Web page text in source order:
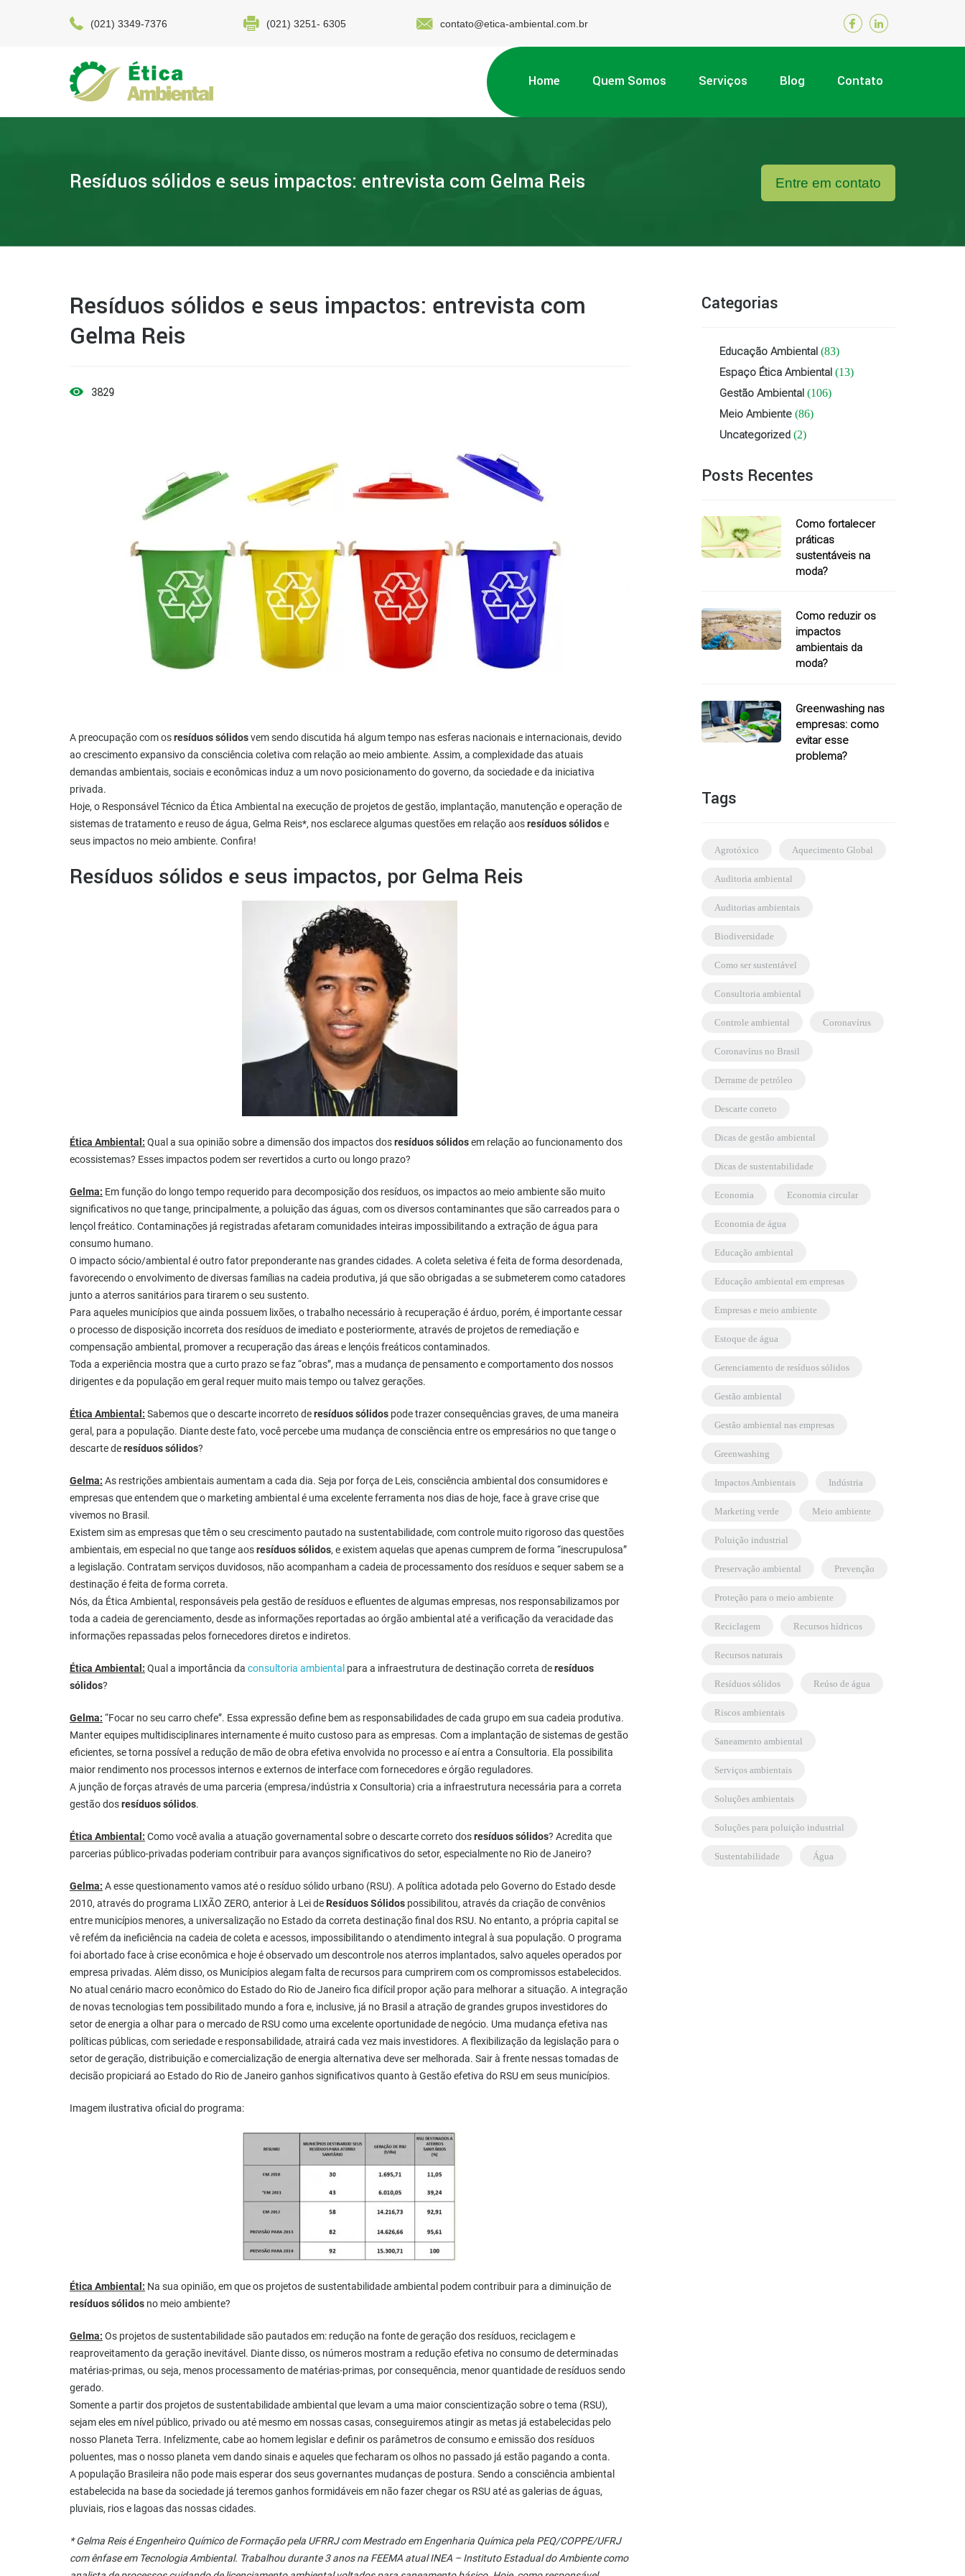
(021) 3349-7376 (021) 3251- 6305 contato@etica-ambiental.com.br
Home Quem Somos Serviços Blog Contato
Entre em contato
Resíduos sólidos e seus impactos: entrevista com Gelma Reis
Resíduos sólidos e seus impactos: entrevista com
Gelma Reis
3829
A preocupação com osresíduos sólidosvem sendo discutida há algum tempo nas esferas nacionais e internacionais, devido
ao crescimento expansivo da consciência coletiva com relação ao meio ambiente. Assim, a complexidade das atuais
demandas ambientais, sociais e econômicas induz a um novo posicionamento do governo, da sociedade e da iniciativa
privada.
Hoje, o Responsável Técnico da Ética Ambiental na execução de projetos de gestão, implantação, manutenção e operação de
sistemas de tratamento e reuso de água, Gelma Reis*, nos esclarece algumas questões em relação aosresíduos sólidose
seus impactos no meio ambiente. Confira!
Resíduos sólidos e seus impactos, por Gelma Reis
Ética Ambiental: Qual a sua opinião sobre a dimensão dos impactos dosresíduos sólidosem relação ao funcionamento dos
ecossistemas? Esses impactos podem ser revertidos a curto ou longo prazo?
Gelma: Em função do longo tempo requerido para decomposição dos resíduos, os impactos ao meio ambiente são muito
significativos no que tange, principalmente, a poluição das águas, com os diversos contaminantes que são carreados para o
lençol freático. Contaminações já registradas afetaram comunidades inteiras impossibilitando a extração de água para
consumo humano.
O impacto sócio/ambiental é outro fator preponderante nas grandes cidades. A coleta seletiva é feita de forma desordenada,
favorecendo o envolvimento de diversas famílias na cadeia produtiva, já que são obrigadas a se submeterem como catadores
junto a aterros sanitários para tirarem o seu sustento.
Para aqueles municípios que ainda possuem lixões, o trabalho necessário à recuperação é árduo, porém, é importante cessar
o processo de disposição incorreta dos resíduos de imediato e posteriormente, através de projetos de remediação e
compensação ambiental, promover a recuperação das áreas e lençóis freáticos contaminados.
Toda a experiência mostra que a curto prazo se faz “obras”, mas a mudança de pensamento e comportamento dos nossos
dirigentes e da população em geral requer muito mais tempo ou talvez gerações.
Ética Ambiental: Sabemos que o descarte incorreto deresíduos sólidos pode trazer consequências graves, de uma maneira
geral, para a população. Diante deste fato, você percebe uma mudança de consciência entre os empresários no que tange o
descarte deresíduos sólidos?
Gelma: As restrições ambientais aumentam a cada dia. Seja por força de Leis, consciência ambiental dos consumidores e
empresas que entendem que o marketing ambiental é uma excelente ferramenta nos dias de hoje, face à grave crise que
vivemos no Brasil.
Existem sim as empresas que têm o seu crescimento pautado na sustentabilidade, com controle muito rigoroso das questões
ambientais, em especial no que tange aosresíduos sólidos, e existem aquelas que apenas cumprem de forma “inescrupulosa”
a legislação. Contratam serviços duvidosos, não acompanham a cadeia de processamento dos resíduos e sequer sabem se a
destinação é feita de forma correta.
Nós, da Ética Ambiental, responsáveis pela gestão de resíduos e efluentes de algumas empresas, nos responsabilizamos por
toda a cadeia de gerenciamento, desde as informações reportadas ao órgão ambiental até a verificação da veracidade das
informações repassadas pelos fornecedores diretos e indiretos.
Ética Ambiental: Qual a importância da consultoria ambiental para a infraestrutura de destinação correta deresíduos
sólidos?
Gelma: “Focar no seu carro chefe”. Essa expressão define bem as responsabilidades de cada grupo em sua cadeia produtiva.
Manter equipes multidisciplinares internamente é muito custoso para as empresas. Com a implantação de sistemas de gestão
eficientes, se torna possível a redução de mão de obra efetiva envolvida no processo e aí entra a Consultoria. Ela possibilita
maior rendimento nos processos internos e externos de interface com fornecedores e órgão reguladores.
A junção de forças através de uma parceria (empresa/indústria x Consultoria) cria a infraestrutura necessária para a correta
gestão dosresíduos sólidos.
Ética Ambiental: Como você avalia a atuação governamental sobre o descarte correto dosresíduos sólidos? Acredita que
parcerias público-privadas poderiam contribuir para avanços significativos do setor, especialmente no Rio de Janeiro?
Gelma: A esse questionamento vamos até o resíduo sólido urbano (RSU). A política adotada pelo Governo do Estado desde
2010, através do programa LIXÃO ZERO, anterior à Lei de Resíduos Sólidos possibilitou, através da criação de convênios
entre municípios menores, a universalização no Estado da correta destinação final dos RSU. No entanto, a própria capital se
vê refém da ineficiência na cadeia de coleta e acessos, impossibilitando o atendimento integral à sua população. O programa
foi abortado face à crise econômica e hoje é observado um descontrole nos aterros implantados, salvo aqueles operados por
empresa privadas. Além disso, os Municípios alegam falta de recursos para cumprirem com os compromissos estabelecidos.
No atual cenário macro econômico do Estado do Rio de Janeiro fica difícil propor ação para melhorar a situação. A integração
de novas tecnologias tem possibilitado mundo a fora e, inclusive, já no Brasil a atração de grandes grupos investidores do
setor de energia a olhar para o mercado de RSU como uma excelente oportunidade de negócio. Uma mudança efetiva nas
políticas públicas, com seriedade e responsabilidade, atrairá cada vez mais investidores. A flexibilização da legislação para o
setor de geração, distribuição e comercialização de energia alternativa deve ser melhorada. Sair à frente nessas tomadas de
decisão propiciará ao Estado do Rio de Janeiro ganhos significativos quanto à Gestão efetiva do RSU em seus municípios.
Imagem ilustrativa oficial do programa:
Ética Ambiental: Na sua opinião, em que os projetos de sustentabilidade ambiental podem contribuir para a diminuição de
resíduos sólidos no meio ambiente?
Gelma: Os projetos de sustentabilidade são pautados em: redução na fonte de geração dos resíduos, reciclagem e
reaproveitamento da geração inevitável. Diante disso, os números mostram a redução efetiva no consumo de determinadas
matérias-primas, ou seja, menos processamento de matérias-primas, por consequência, menor quantidade de resíduos sendo
gerado.
Somente a partir dos projetos de sustentabilidade ambiental que levam a uma maior conscientização sobre o tema (RSU),
sejam eles em nível público, privado ou até mesmo em nossas casas, conseguiremos atingir as metas já estabelecidas pelo
nosso Planeta Terra. Infelizmente, cabe ao homem legislar e definir os parâmetros de consumo e emissão dos resíduos
poluentes, mas o nosso planeta vem dando sinais e aqueles que fecharam os olhos no passado já estão pagando a conta.
A população Brasileira não pode mais esperar dos seus governantes mudanças de postura. Sendo a consciência ambiental
estabelecida na base da sociedade já teremos ganhos formidáveis em não fazer chegar os RSU até as galerias de águas,
pluviais, rios e lagoas das nossas cidades.
* Gelma Reis é Engenheiro Químico de Formação pela UFRRJ com Mestrado em Engenharia Química pela PEQ/COPPE/UFRJ
com ênfase em Tecnologia Ambiental. Trabalhou durante 3 anos na FEEMA atual INEA – Instituto Estadual do Ambiente como
Categorias
Educação Ambiental (83)
Espaço Ética Ambiental (13)
Gestão Ambiental (106)
Meio Ambiente (86)
Uncategorized (2)
Posts Recentes
Como fortalecer
práticas
sustentáveis na
moda?
Como reduzir os
impactos
ambientais da
moda?
Greenwashing nas
empresas: como
evitar esse
problema?
Tags
agrotóxico Aquecimento Global
auditoria ambiental
auditorias ambientais
biodiversidade
como ser sustentável
consultoria ambiental
controle ambiental coronavírus
coronavírus no Brasil
derrame de petróleo
descarte correto
dicas de gestão ambiental
dicas de sustentabilidade
economia economia circular
economia de água
educação ambiental
educação ambiental em empresas
empresas e meio ambiente
estoque de água
gerenciamento de resíduos sólidos
gestão ambiental
gestão ambiental nas empresas
greenwashing
Impactos Ambientais indústria
marketing verde meio ambiente
poluição industrial
preservação ambiental prevenção
proteção para o meio ambiente
reciclagem recursos hídricos
recursos naturais
resíduos sólidos reúso de água
riscos ambientais
saneamento ambiental
serviços ambientais
soluções ambientais
soluções para poluição industrial
sustentabilidade água